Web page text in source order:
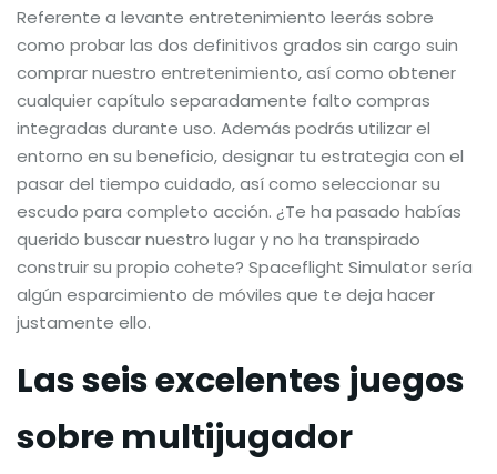
Referente a levante entretenimiento leerás sobre
como probar las dos definitivos grados sin cargo suin
comprar nuestro entretenimiento, así­ como obtener
cualquier capítulo separadamente falto compras
integradas durante uso. Además podrás utilizar el
entorno en su beneficio, designar tu estrategia con el
pasar del tiempo cuidado, así­ como seleccionar su
escudo para completo acción. ¿Te ha pasado habías
querido buscar nuestro lugar y no ha transpirado
construir su propio cohete? Spaceflight Simulator serí­a
algún esparcimiento de móviles que te deja hacer
justamente ello.
Las seis excelentes juegos
sobre multijugador